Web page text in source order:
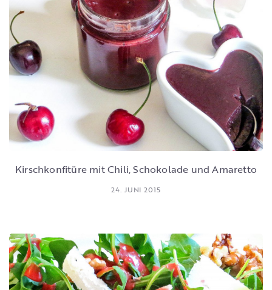
Kirschkonfitüre mit Chili, Schokolade und Amaretto
24. JUNI 2015